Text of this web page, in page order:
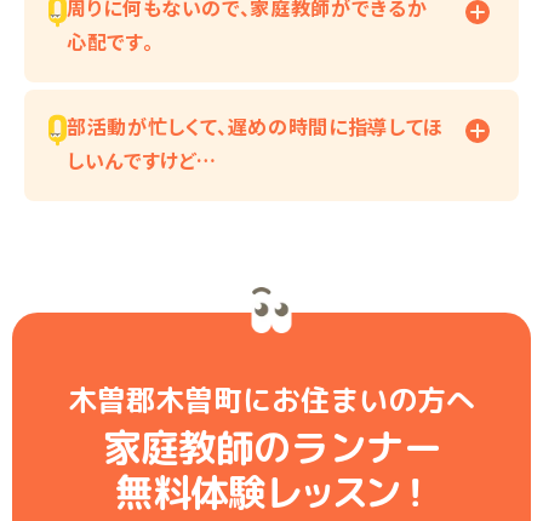
周りに何もないので、家庭教師ができるか
心配です。
部活動が忙しくて、遅めの時間に指導してほ
しいんですけど…
木曽郡木曽町にお住まいの方へ
家庭教師のランナー
無料体験レッスン！